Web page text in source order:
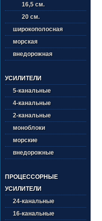
16,5 см.
20 см.
широкополосная
морская
внедорожная
УСИЛИТЕЛИ
5-канальные
4-канальные
2-канальные
моноблоки
морские
внедорожные
ПРОЦЕССОРНЫЕ
УСИЛИТЕЛИ
24-канальные
16-канальные